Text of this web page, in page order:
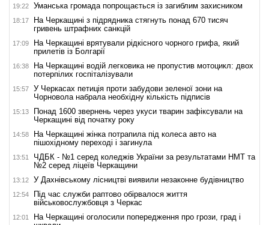
19:22 Уманська громада попрощається із загиблим захисником
18:17
На Черкащині з підрядника стягнуть понад 670 тисяч
гривень штрафних санкцій
17:09
На Черкащині врятували рідкісного чорного грифа, який
прилетів із Болгарії
16:38
На Черкащині водій легковика не пропустив мотоцикл: двох
потерпілих госпіталізували
15:57
У Черкасах петиція проти забудови зеленої зони на
Чорновола набрала необхідну кількість підписів
15:13
Понад 1600 звернень через укуси тварин зафіксували на
Черкащині від початку року
14:58
На Черкащині жінка потрапила під колеса авто на
пішохідному переході і загинула
13:51
ЧДБК - №1 серед коледжів України за результатами НМТ та
№2 серед ліцеїв Черкащини
13:12 У Дахнівському лісництві виявили незаконне будівництво
12:54
Під час служби раптово обірвалося життя
військовослужбовця з Черкас
12:01
На Черкащині оголосили попередження про грози, град і